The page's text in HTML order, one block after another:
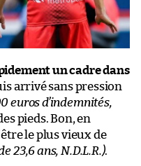
un cadre dans
arrivé sans pression
euros d’indemnités,
pieds. Bon, en
le plus vieux de
23,6 ans, N.D.L.R.).